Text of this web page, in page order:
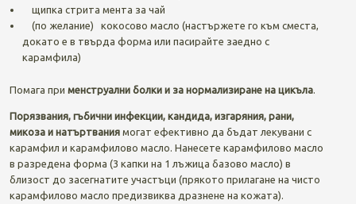
щипка стрита мента за чай
(по желание) кокосово масло (настържете го към сместа,
докато е в твърда форма или пасирайте заедно с
карамфила)
Помага при менструални болки и за нормализиране на цикъла.
Порязвания, гъбични инфекции, кандида, изгаряния, рани,
микоза и натъртваниямогат ефективно да бъдат лекувани с
карамфил и карамфилово масло. Нанесете карамфилово масло
в разредена форма (3 капки на 1 лъжица базово масло) в
близост до засегнатите участъци (прякото прилагане на чисто
карамфилово масло предизвиква дразнене на кожата).